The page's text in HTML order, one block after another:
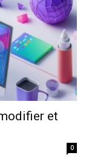
et
0